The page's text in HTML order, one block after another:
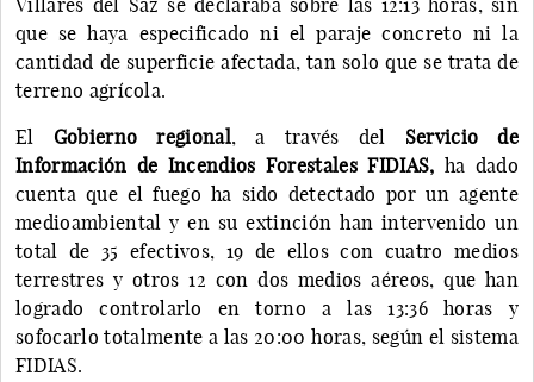
que se haya especificado ni el paraje concreto ni la
cantidad de superficie afectada, tan solo que se trata de
terreno agrícola.
El Gobierno regional, a través del Servicio de
Información de Incendios Forestales FIDIAS, ha dado
cuenta que el fuego ha sido detectado por un agente
medioambiental y en su extinción han intervenido un
total de 35 efectivos, 19 de ellos con cuatro medios
terrestres y otros 12 con dos medios aéreos, que han
logrado controlarlo en torno a las 13:36 horas y
sofocarlo totalmente a las 20:00 horas, según el sistema
FIDIAS.